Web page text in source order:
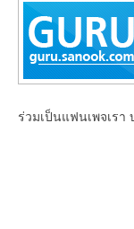
ร่วมเป็นแฟนเพจเรา